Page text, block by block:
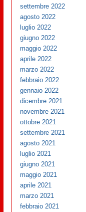
settembre 2022
agosto 2022
luglio 2022
giugno 2022
maggio 2022
aprile 2022
marzo 2022
febbraio 2022
gennaio 2022
dicembre 2021
novembre 2021
ottobre 2021
settembre 2021
agosto 2021
luglio 2021
giugno 2021
maggio 2021
aprile 2021
marzo 2021
febbraio 2021